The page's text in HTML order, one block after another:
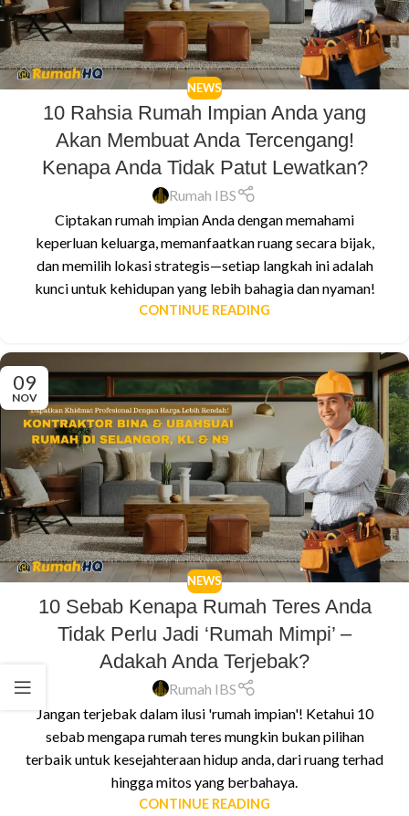
NEWS
10 Rahsia Rumah Impian Anda yang
Akan Membuat Anda Tercengang!
Kenapa Anda Tidak Patut Lewatkan?
Rumah IBS
Ciptakan rumah impian Anda dengan memahami
keperluan keluarga, memanfaatkan ruang secara bijak,
dan memilih lokasi strategis—setiap langkah ini adalah
kunci untuk kehidupan yang lebih bahagia dan nyaman!
CONTINUE READING
09
NOV
NEWS
10 Sebab Kenapa Rumah Teres Anda
Tidak Perlu Jadi ‘Rumah Mimpi’ –
Adakah Anda Terjebak?
Rumah IBS
Jangan terjebak dalam ilusi 'rumah impian'! Ketahui 10
sebab mengapa rumah teres mungkin bukan pilihan
terbaik untuk kesejahteraan hidup anda, dari ruang terhad
hingga mitos yang berbahaya.
CONTINUE READING